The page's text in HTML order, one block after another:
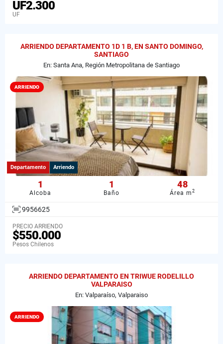
UF2.300
UF
ARRIENDO DEPARTAMENTO 1D 1 B, EN SANTO DOMINGO,
SANTIAGO
En: Santa Ana, Región Metropolitana de Santiago
ARRIENDO
Departamento Arriendo
1
Alcoba
1
Baño
48
Área m2
9956625
PRECIO ARRIENDO
$550.000
Pesos Chilenos
ARRIENDO DEPARTAMENTO EN TRIWUE RODELILLO
VALPARAISO
En: Valparaíso, Valparaiso
ARRIENDO